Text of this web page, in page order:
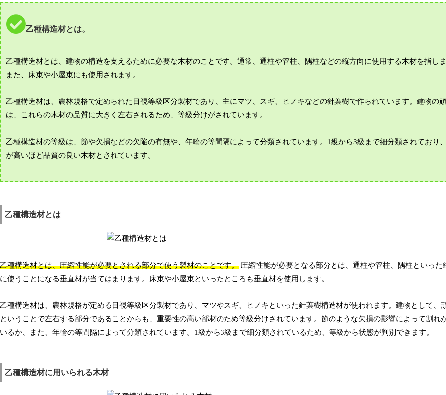
乙種構造材とは。
乙種構造材とは、建物の構造を支えるために必要な木材のことです。通常、通柱や管柱、隅柱などの縦方向に使用する木材を指し
また、床束や小屋束にも使用されます。
乙種構造材は、農林規格で定められた目視等級区分製材であり、主にマツ、スギ、ヒノキなどの針葉樹で作られています。建物の
は、これらの木材の品質に大きく左右されるため、等級分けがされています。
乙種構造材の等級は、節や欠損などの欠陥の有無や、年輪の等間隔によって分類されています。1級から3級まで細分類されており
が高いほど品質の良い木材とされています。
乙種構造材とは
乙種構造材とは、圧縮性能が必要とされる部分で使う製材のことです。 圧縮性能が必要となる部分とは、通柱や管柱、隅柱といった
に使うことになる垂直材が当てはまります。床束や小屋束といったところも垂直材を使用します。
乙種構造材は、農林規格が定める目視等級区分製材であり、マツやスギ、ヒノキといった針葉樹構造材が使われます。建物として、
ということで左右する部分であることからも、重要性の高い部材のため等級分けされています。節のような欠損の影響によって割れ
いるか、また、年輪の等間隔によって分類されています。1級から3級まで細分類されているため、等級から状態が判別できます。
乙種構造材に用いられる木材